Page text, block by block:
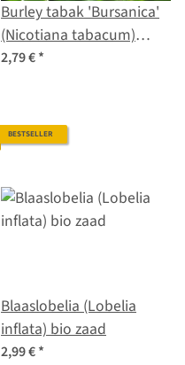
Burley tabak 'Bursanica'
(Nicotiana tabacum)
zaden
2,79 €*
BESTSELLER
Blaaslobelia (Lobelia
inflata) bio zaad
2,99 €*